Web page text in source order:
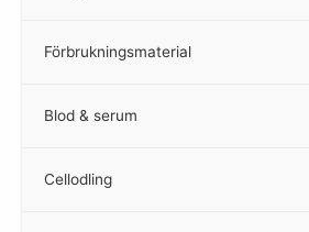
Förbrukningsmaterial
Blod & serum
Cellodling
–